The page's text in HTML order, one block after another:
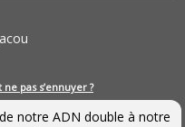
pas s’ennuyer ?
notre ADN double à notre